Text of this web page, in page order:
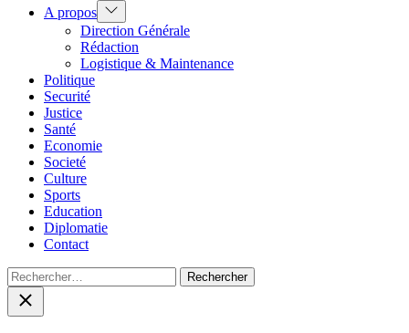
A propos Show
sub
menu
Direction Générale
Rédaction
Logistique & Maintenance
Politique
Securité
Justice
Santé
Economie
Societé
Culture
Sports
Education
Diplomatie
Contact
Rechercher :
Close
search